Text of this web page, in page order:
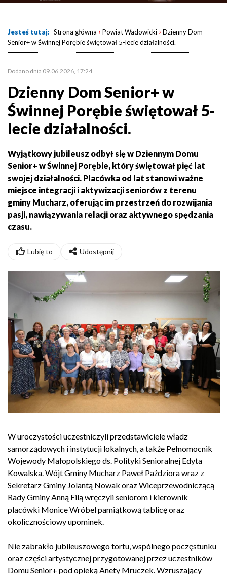
Jesteś tutaj: Strona główna › Powiat Wadowicki › Dzienny Dom
Senior+ w Świnnej Porębie świętował 5-lecie działalności.
Dodano dnia 09.06.2026, 17:24
Dzienny Dom Senior+ w
Świnnej Porębie świętował 5-
lecie działalności.
Wyjątkowy jubileusz odbył się w Dziennym Domu
Senior+ w Świnnej Porębie, który świętował pięć lat
swojej działalności. Placówka od lat stanowi ważne
miejsce integracji i aktywizacji seniorów z terenu
gminy Mucharz, oferując im przestrzeń do rozwijania
pasji, nawiązywania relacji oraz aktywnego spędzania
czasu.
Lubię to Udostępnij
W uroczystości uczestniczyli przedstawiciele władz
samorządowych i instytucji lokalnych, a także Pełnomocnik
Wojewody Małopolskiego ds. Polityki Senioralnej Edyta
Kowalska. Wójt Gminy Mucharz Paweł Paździora wraz z
Sekretarz Gminy Jolantą Nowak oraz Wiceprzewodniczącą
Rady Gminy Anną Filą wręczyli seniorom i kierownik
placówki Monice Wróbel pamiątkową tablicę oraz
okolicznościowy upominek.
Nie zabrakło jubileuszowego tortu, wspólnego poczęstunku
oraz części artystycznej przygotowanej przez uczestników
Domu Senior+ pod opieką Anety Mruczek. Wzruszający